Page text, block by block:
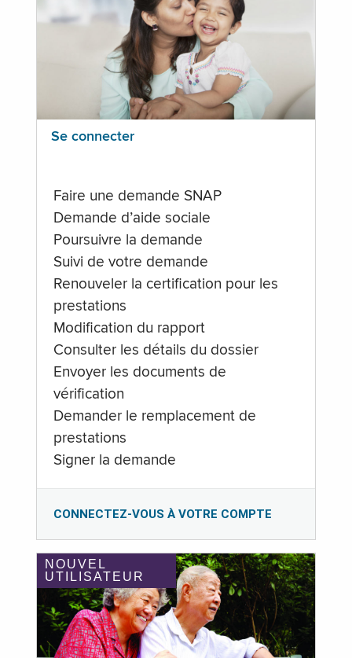
Se connecter
Faire une demande SNAP
Demande d’aide sociale
Poursuivre la demande
Suivi de votre demande
Renouveler la certification pour les
prestations
Modification du rapport
Consulter les détails du dossier
Envoyer les documents de
vérification
Demander le remplacement de
prestations
Signer la demande
CONNECTEZ-VOUS À VOTRE COMPTE
NOUVEL
UTILISATEUR